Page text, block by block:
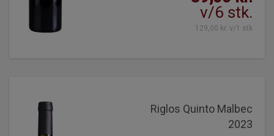
v/6 stk.
129,00 kr. v/1 stk
Riglos Quinto Malbec
2023